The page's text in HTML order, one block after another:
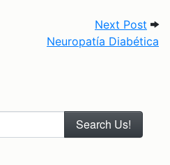
Next Post
Neuropatía Diabética